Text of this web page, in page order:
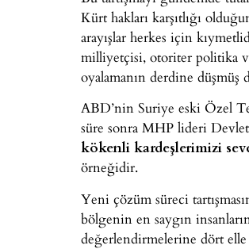
Kürt hakları karşıtlığı
arayışlar herkes için
milliyetçisi, otoriter politika
oyalamanın derdine düşmüş
ABD’nin Suriye eski Özel
süre sonra MHP lideri
kökenli kardeşlerimizi
örneğidir.
Yeni çözüm süreci
bölgenin en saygın
değerlendirmelerine dört elle